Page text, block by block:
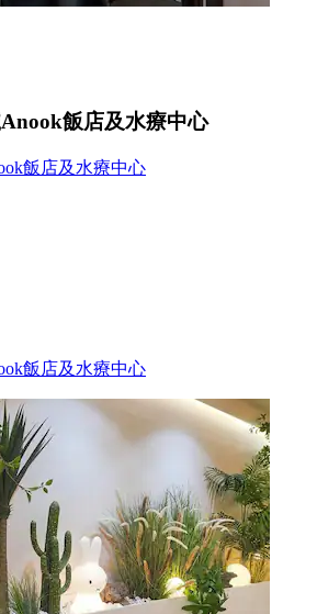
飯店及水療中心
飯店及水療中心
飯店及水療中心